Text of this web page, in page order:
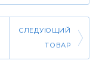
СЛЕДУЮЩИЙ
ТОВАР